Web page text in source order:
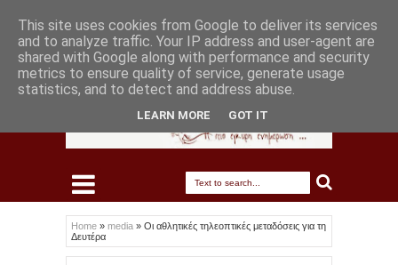
Home » media » Οι αθλητικές τηλεοπτικές μεταδόσεις για τη
Δευτέρα
This site uses cookies from Google to deliver its services
and to analyze traffic. Your IP address and user-agent are
shared with Google along with performance and security
metrics to ensure quality of service, generate usage
statistics, and to detect and address abuse.
LEARN MORE GOT IT